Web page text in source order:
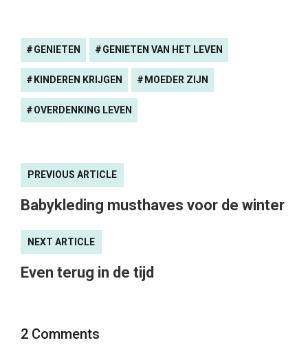
GENIETEN GENIETEN VAN HET LEVEN
KINDEREN KRIJGEN MOEDER ZIJN
OVERDENKING LEVEN
PREVIOUS ARTICLE
Babykleding musthaves voor de winter
NEXT ARTICLE
Even terug in de tijd
2 Comments